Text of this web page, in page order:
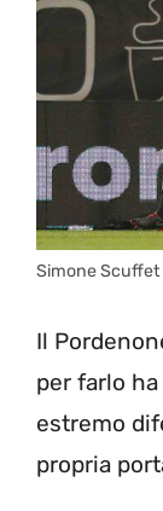
Simone
Il
per farlo
estremo
propria